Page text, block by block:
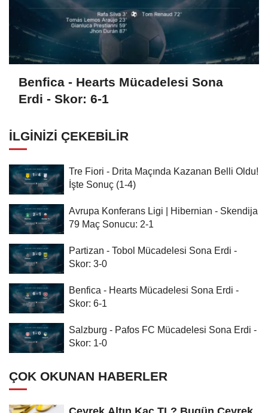
Benfica - Hearts Mücadelesi Sona
Erdi - Skor: 6-1
İLGINIZI ÇEKEBILIR
Tre Fiori - Drita Maçında Kazanan Belli Oldu!
İşte Sonuç (1-4)
Avrupa Konferans Ligi | Hibernian - Skendija
79 Maç Sonucu: 2-1
Partizan - Tobol Mücadelesi Sona Erdi -
Skor: 3-0
Benfica - Hearts Mücadelesi Sona Erdi -
Skor: 6-1
Salzburg - Pafos FC Mücadelesi Sona Erdi -
Skor: 1-0
ÇOK OKUNAN HABERLER